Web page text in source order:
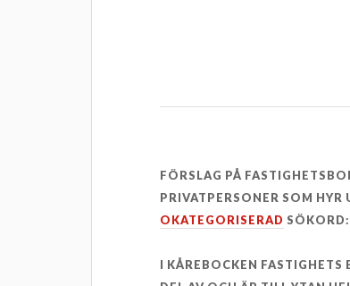
FÖRSLAG PÅ
PRIVATPERSONER SOM HYR
OKATEGORISERAD SÖKORD:
I KÅREBOCKEN FASTIGHETS